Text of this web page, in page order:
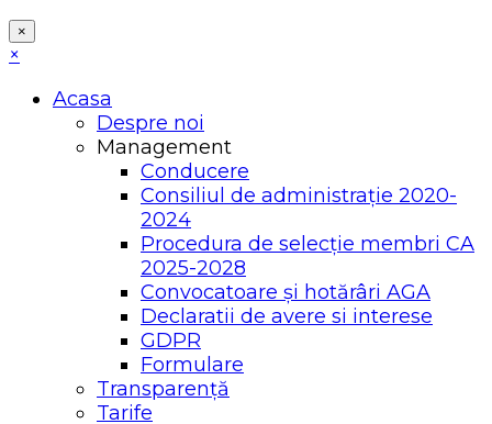
×
×
Acasa
Despre noi
Management
Conducere
Consiliul de administrație 2020-
2024
Procedura de selecție membri CA
2025-2028
Convocatoare și hotărâri AGA
Declaratii de avere si interese
GDPR
Formulare
Transparență
Tarife